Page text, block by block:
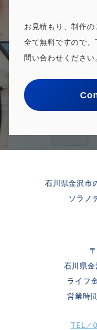
お見積もり、制作の
全て無料ですので
問い合わせください
石川県金沢市
ソラノ
石川県
ライフ
営業時
TEL／